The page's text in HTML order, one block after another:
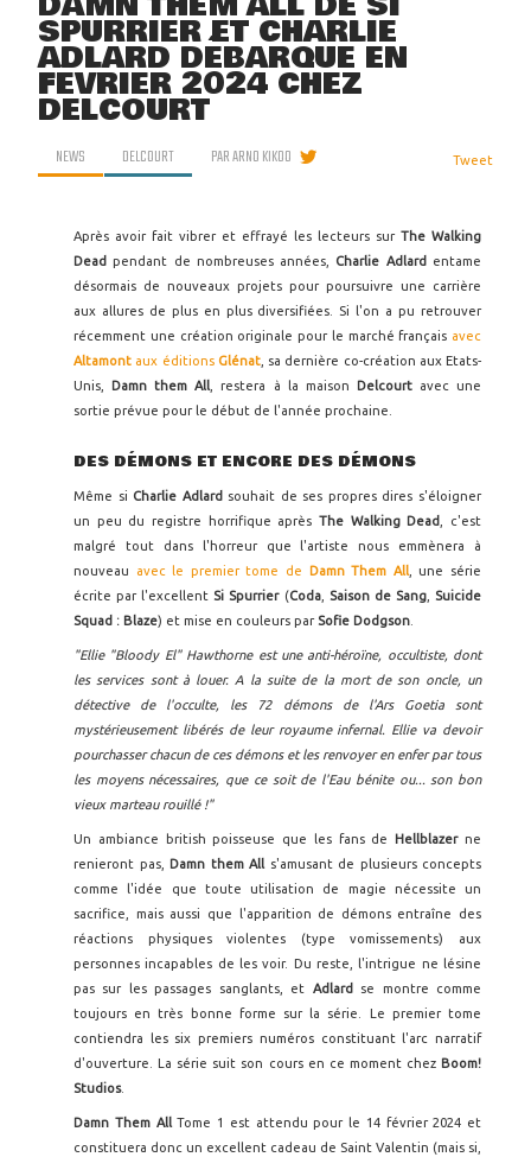
SPURRIER ET CHARLIE
ADLARD DÉBARQUE EN
FÉVRIER 2024 CHEZ
DELCOURT
NEWS DELCOURT PARARNO KIKOO Tweet
Après avoir fait vibrer et effrayé les lecteurs sur The Walking
Deadpendant de nombreuses années, Charlie Adlard entame
désormais de nouveaux projets pour poursuivre une carrière
aux allures de plus en plus diversifiées. Si l'on a pu retrouver
récemment une création originale pour le marché français avec
Altamont aux éditions Glénat, sa dernière co-création aux Etats-
Unis, Damn them All , restera à la maison Delcourtavec une
sortie prévue pour le début de l'année prochaine.
DES DÉMONS ET ENCORE DES DÉMONS
Même si Charlie Adlard souhait de ses propres dires s'éloigner
un peu du registre horrifique après The Walking Dead
, c'est
malgré tout dans l'horreur que l'artiste nous emmènera à
nouveau
avec le premier tome de Damn Them All, une série
écrite par l'excellent Si Spurrier (Coda, Saison de Sang, Suicide
Squad : Blaze) et mise en couleurs par Sofie Dodgson
"Ellie "Bloody El" Hawthorne est une anti-héroïne, occultiste, dont
les services sont à louer. A la suite de la mort de son oncle, un
détective de l'occulte, les 72 démons de l'Ars Goetia sont
mystérieusement libérés de leur royaume infernal. Ellie va devoir
pourchasser chacun de ces démons et les renvoyer en enfer par tous
les moyens nécessaires, que ce soit de l'Eau bénite ou... son bon
vieux marteau rouillé !"
Un ambiance british poisseuse que les fans de Hellblazerne
renieront pas,
Damn them All s'amusant de plusieurs concepts
comme l'idée que toute utilisation de magie nécessite un
sacrifice, mais aussi que l'apparition de démons entraîne des
réactions physiques violentes (type vomissements) aux
personnes incapables de les voir. Du reste, l'intrigue ne lésine
pas sur les passages sanglants, et Adlard se montre comme
toujours en très bonne forme sur la série. Le premier tome
contiendra les six premiers numéros constituant l'arc narratif
d'ouverture. La série suit son cours en ce moment chez Boom!
Studios.
Damn Them AllTome 1 est attendu pour le 14 février 2024 et
constituera donc un excellent cadeau de Saint Valentin (mais si,